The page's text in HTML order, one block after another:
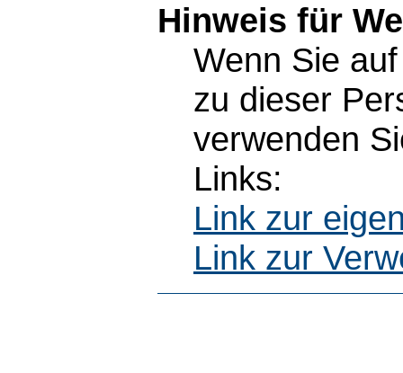
Hinweis für
Wenn Sie
zu dieser
verwenden
Links:
Link zur
Link zur